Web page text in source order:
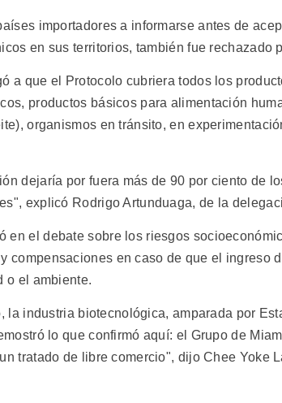
importadores a informarse antes de
en sus territorios, también fue rechazado
a que el Protocolo cubriera todos los
productos básicos para alimentación
organismos en tránsito, en
dejaría por fuera más de 90 por ciento de
explicó Rodrigo Artunduaga, de la
en el debate sobre los riesgos
compensaciones en caso de que el ingreso
o el ambiente.
la industria biotecnológica, amparada por
lo que confirmó aquí: el Grupo de
tratado de libre comercio", dijo Chee Yoke